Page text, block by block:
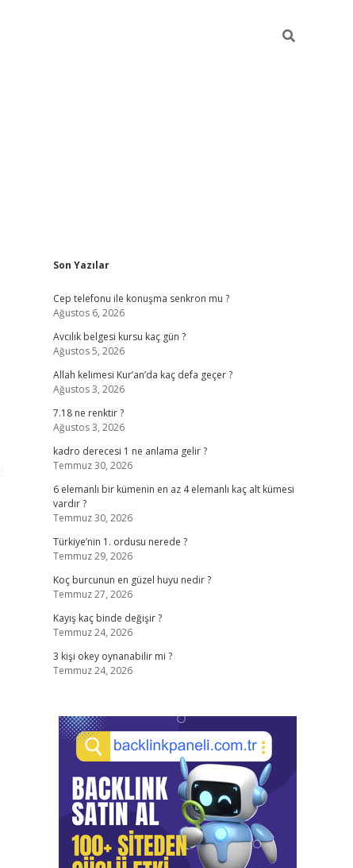
Sidebar
Son Yazılar
Cep telefonu ile konuşma senkron mu ?
Ağustos 6, 2026
Avcılık belgesi kursu kaç gün ?
Ağustos 5, 2026
Allah kelimesi Kur’an’da kaç defa geçer ?
Ağustos 3, 2026
7.18 ne renktir ?
Ağustos 3, 2026
kadro derecesi 1 ne anlama gelir ?
Temmuz 30, 2026
6 elemanlı bir kümenin en az 4 elemanlı kaç alt kümesi
vardır ?
Temmuz 30, 2026
Türkiye’nin 1. ordusu nerede ?
Temmuz 29, 2026
Koç burcunun en güzel huyu nedir ?
Temmuz 27, 2026
Kayış kaç binde değişir ?
Temmuz 24, 2026
3 kişi okey oynanabilir mi ?
Temmuz 24, 2026